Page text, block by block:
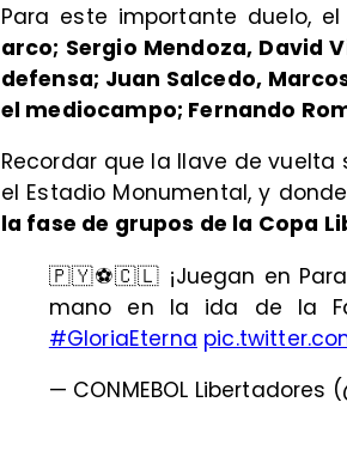
Para este importante duelo,
arco; Sergio Mendoza, David
defensa; Juan Salcedo,
el mediocampo; Fernando
​Recordar que la llave de vuelta
el Estadio Monumental, y
la fase de grupos de la Copa
🇵🇾⚽🇨🇱 ¡Juegan en
mano en la ida de la
#GloriaEterna
— CONMEBOL Libertadores